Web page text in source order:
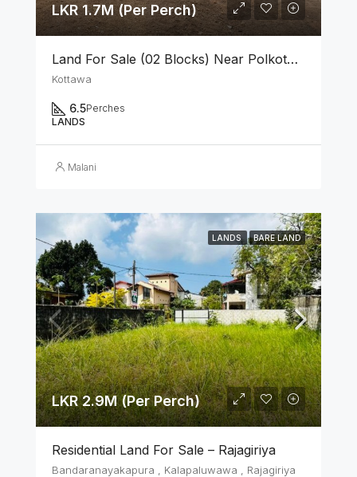
LKR 1.7M (Per Perch)
Land For Sale (02 Blocks) Near Polkotuwa Junction, Kottawa
Kottawa
6.5Perches
LANDS
Malani
LANDS BARE LAND
LKR 2.9M (Per Perch)
Residential Land For Sale – Rajagiriya
Bandaranayakapura , Kalapaluwawa , Rajagiriya